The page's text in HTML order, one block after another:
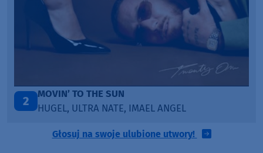
3
LEGENDARY LOVERS (SAVE ME)
KATY PERRY & CHIEF KEEF
Głosuj na swoje ulubione utwory!